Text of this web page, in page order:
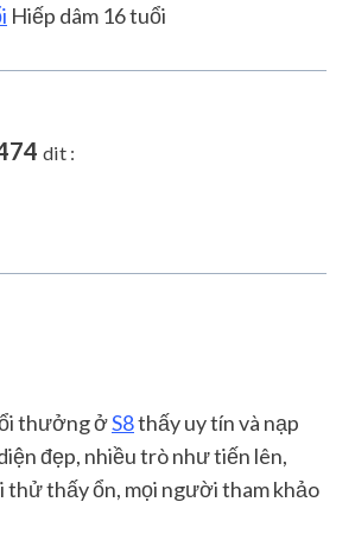
Hiếp dâm 16 tuổi
dit :
thưởng ởS8thấy uy tín và nạp
đẹp, nhiều trò như tiến lên,
thử thấy ổn, mọi người tham khảo